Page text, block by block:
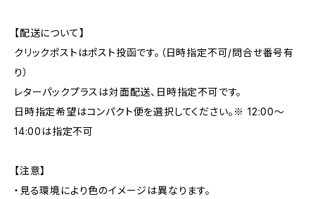
【配送について】
クリックポストはポスト投函です。（日時指定不可/問合せ番号有
り）
レターパックプラスは対面配送、日時指定不可です。
日時指定希望はコンパクト便を選択してください。※ 12:00～
14:00は指定不可
【注意】
・見る環境により色のイメージは異なります。